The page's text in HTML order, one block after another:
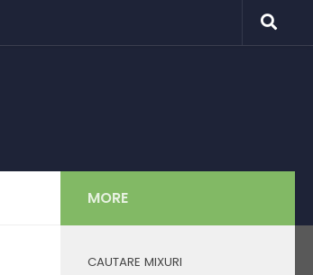
MORE
CAUTARE MIXURI